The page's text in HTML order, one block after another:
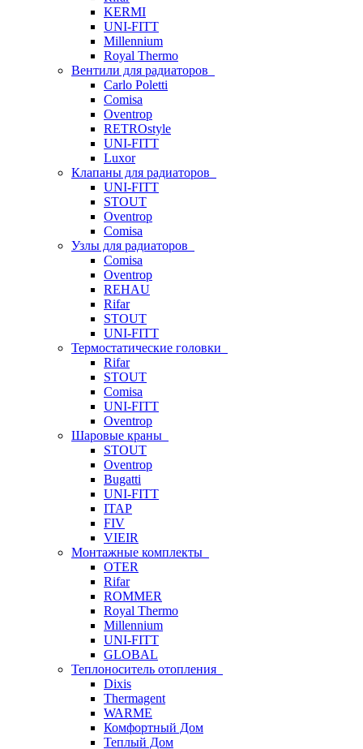
KERMI
UNI-FITT
Millennium
Royal Thermo
Вентили для радиаторов
Carlo Poletti
Comisa
Oventrop
RETROstyle
UNI-FITT
Luxor
Клапаны для радиаторов
UNI-FITT
STOUT
Oventrop
Comisa
Узлы для радиаторов
Comisa
Oventrop
REHAU
Rifar
STOUT
UNI-FITT
Термостатические головки
Rifar
STOUT
Comisa
UNI-FITT
Oventrop
Шаровые краны
STOUT
Oventrop
Bugatti
UNI-FITT
ITAP
FIV
VIEIR
Монтажные комплекты
OTER
Rifar
ROMMER
Royal Thermo
Millennium
UNI-FITT
GLOBAL
Теплоноситель отопления
Dixis
Thermagent
WARME
Комфортный Дом
Теплый Дом